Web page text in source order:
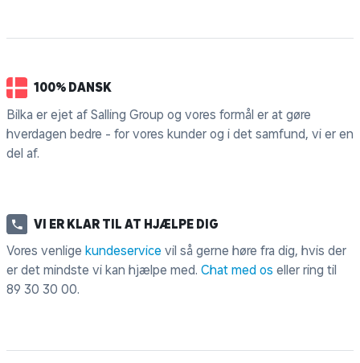
100% DANSK
Bilka er ejet af Salling Group og vores formål er at gøre
hverdagen bedre - for vores kunder og i det samfund, vi er en
del af.
VI ER KLAR TIL AT HJÆLPE DIG
Vores venlige kundeservice vil så gerne høre fra dig, hvis der
er det mindste vi kan hjælpe med. Chat med os eller ring til
89 30 30 00.